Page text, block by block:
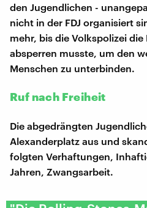
den Jugendlichen -
nicht in der FDJ organisiert
mehr, bis die Volkspolizei die
absperren musste, um den
Menschen zu unterbinden.
Ruf nach Freiheit
Die abgedrängten
Alexanderplatz aus und
folgten Verhaftungen,
Jahren, Zwangsarbeit.